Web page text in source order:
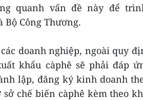
quanh vấn đề này để
Công Thương.
doanh nghiệp, ngoài quy
khẩu càphê sẽ phải đáp
lập, đăng ký kinh doanh
chế biến càphê kèm theo